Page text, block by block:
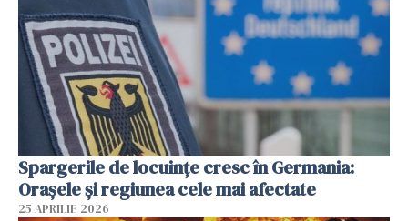
Spargerile de locuințe cresc în Germania:
Orașele și regiunea cele mai afectate
25 APRILIE 2026